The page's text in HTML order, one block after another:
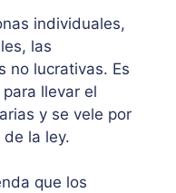
individuales,
las
no lucrativas. Es
llevar el
y se vele por
la ley.
que los